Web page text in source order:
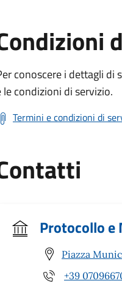
conoscere i dettagli di
le condizioni di servizio.
Termini e condizioni di
Protocollo
Piazza
+39